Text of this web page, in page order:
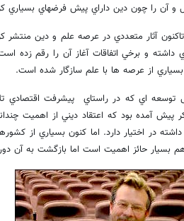
و آن را چون دين داراي پيش فرضهاي بسياري
تاكنون آثار متعددي در عرصه علم و دين
و برخي اتفاقات آغاز آن را رقم زده
از عرصه ها با علم سازگار شده است.
اي كه در راستاي پيشرفت اقتصادي
پيش آمده بود كه اعتقاد ديني از اهميت
در اختيار دارد. اما كنون بسياري از
حائز اهميت است اما بازگشت به آن